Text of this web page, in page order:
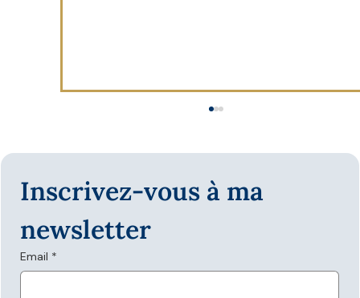
Inscrivez-vous à ma
newsletter
Email *